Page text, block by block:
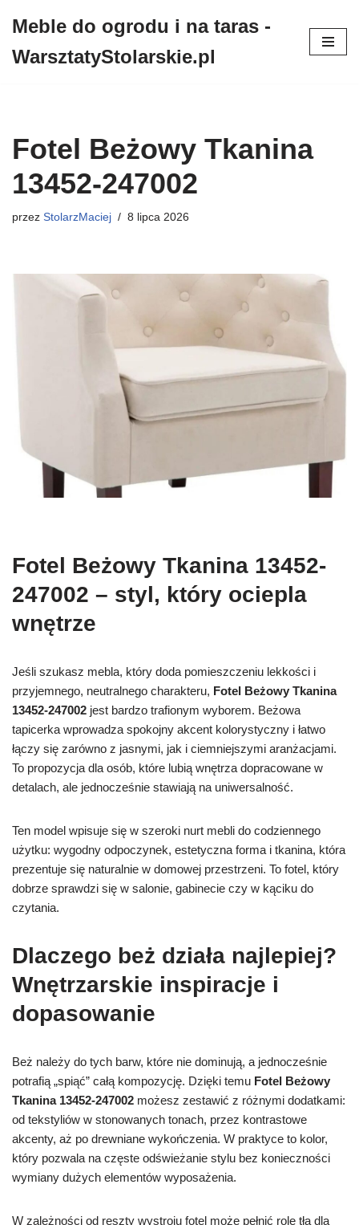
do
Meble do ogrodu i na taras -
WarsztatyStolarskie.pl
Fotel Beżowy Tkanina
13452-247002
przez StolarzMaciej 8 lipca 2026
Fotel Beżowy Tkanina 13452-
247002 – styl, który ociepla
wnętrze
Jeśli szukasz mebla, który doda pomieszczeniu lekkości i
przyjemnego, neutralnego charakteru, Fotel Beżowy Tkanina
13452-247002 jest bardzo trafionym wyborem. Beżowa
tapicerka wprowadza spokojny akcent kolorystyczny i łatwo
łączy się zarówno z jasnymi, jak i ciemniejszymi aranżacjami.
To propozycja dla osób, które lubią wnętrza dopracowane w
detalach, ale jednocześnie stawiają na uniwersalność.
Ten model wpisuje się w szeroki nurt mebli do codziennego
użytku: wygodny odpoczynek, estetyczna forma i tkanina, która
prezentuje się naturalnie w domowej przestrzeni. To fotel, który
dobrze sprawdzi się w salonie, gabinecie czy w kąciku do
czytania.
Dlaczego beż działa najlepiej?
Wnętrzarskie inspiracje i
dopasowanie
Beż należy do tych barw, które nie dominują, a jednocześnie
potrafią „spiąć” całą kompozycję. Dzięki temu Fotel Beżowy
Tkanina 13452-247002 możesz zestawić z różnymi dodatkami:
od tekstyliów w stonowanych tonach, przez kontrastowe
akcenty, aż po drewniane wykończenia. W praktyce to kolor,
który pozwala na częste odświeżanie stylu bez konieczności
wymiany dużych elementów wyposażenia.
W zależności od reszty wystroju fotel może pełnić rolę tła dla